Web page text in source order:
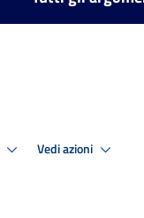
Vedi azioni